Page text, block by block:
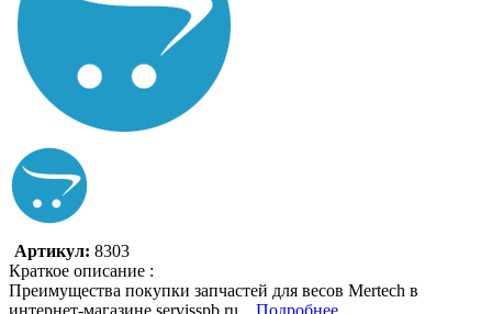
Артикул: 8303
Краткое описание :
Преимущества покупки запчастей для весов Mertech в